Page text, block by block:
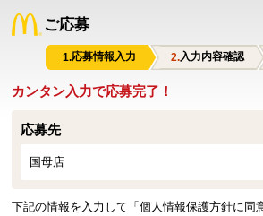
ご応募
応募情報入力 入力内容確認
カンタン入力で応募完了！
応募先
国母店
下記の情報を入力して「個人情報保護方針に同